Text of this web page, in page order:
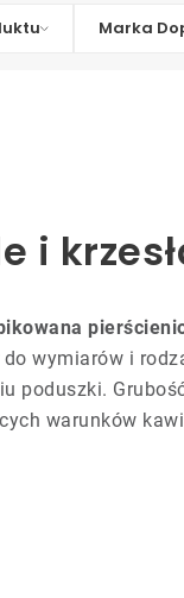
Marka
i
wymiarów i
poduszki.
warunków